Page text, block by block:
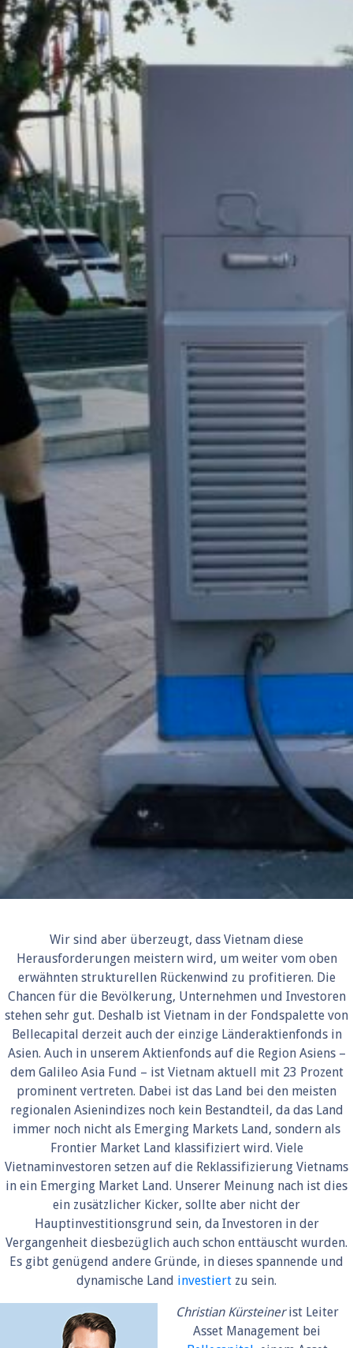
Wir sind aber überzeugt, dass Vietnam diese
Herausforderungen meistern wird, um weiter vom oben
erwähnten strukturellen Rückenwind zu profitieren. Die
Chancen für die Bevölkerung, Unternehmen und Investoren
stehen sehr gut. Deshalb ist Vietnam in der Fondspalette von
Bellecapital derzeit auch der einzige Länderaktienfonds in
Asien. Auch in unserem Aktienfonds auf die Region Asiens –
dem Galileo Asia Fund – ist Vietnam aktuell mit 23 Prozent
prominent vertreten. Dabei ist das Land bei den meisten
regionalen Asienindizes noch kein Bestandteil, da das Land
immer noch nicht als Emerging Markets Land, sondern als
Frontier Market Land klassifiziert wird. Viele
Vietnaminvestoren setzen auf die Reklassifizierung Vietnams
in ein Emerging Market Land. Unserer Meinung nach ist dies
ein zusätzlicher Kicker, sollte aber nicht der
Hauptinvestitionsgrund sein, da Investoren in der
Vergangenheit diesbezüglich auch schon enttäuscht wurden.
Es gibt genügend andere Gründe, in dieses spannende und
dynamische Land investiert zu sein.
Christian Kürsteinerist Leiter
Asset Management bei